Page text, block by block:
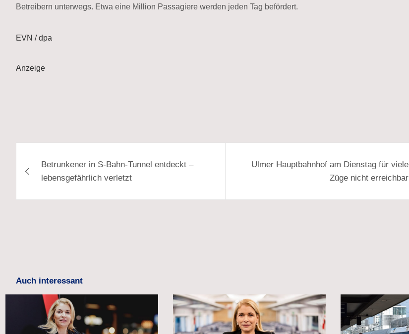
Betreibern unterwegs. Etwa eine Million Passagiere werden jeden Tag befördert.
EVN / dpa
Anzeige
Betrunkener in S-Bahn-Tunnel entdeckt –
lebensgefährlich verletzt
Ulmer Hauptbahnhof am Dienstag für viele
Züge nicht erreichbar
Auch interessant